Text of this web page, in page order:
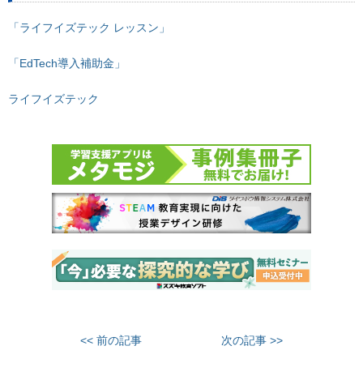
「ライフイズテック レッスン」
「EdTech導入補助金」
ライフイズテック
<< 前の記事 次の記事 >>